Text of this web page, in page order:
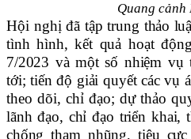
Quang cảnh
Hội nghị đã tập trung thảo
tình hình, kết quả hoạt
7/2023 và một số nhiệm
tới; tiến độ giải quyết các vụ
theo dõi, chỉ đạo; dự thảoq
lãnh đạo, chỉ đạo triển khai,
chống tham nhũng, tiêu